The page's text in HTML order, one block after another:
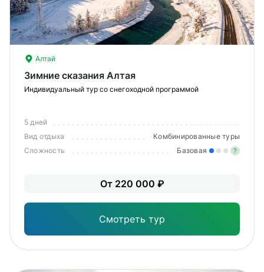
Алтай
Зимние сказания Алтая
Индивидуальный тур со снегоходной программой
5 дней
Вид отдыха
Комбинированные туры
Сложность
Базовая ?
От 220 000 ₽
Смотреть тур